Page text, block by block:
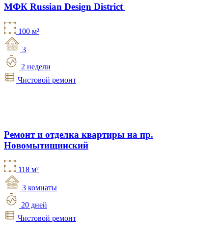
МФК Russian Design District
100 м²
3
2 недели
Чистовой ремонт
Ремонт и отделка квартиры на пр.
Новомытищинский
118 м²
3 комнаты
20 дней
Чистовой ремонт